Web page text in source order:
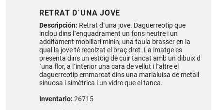
RETRAT D´UNA JOVE
Descripción: Retrat d´una jove. Daguerreotip que
inclou dins l´enquadrament un fons neutre i un
additament mobiliari mínin, una taula brasser en la
qual la jove té recolzat el braç dret. La imatge es
presenta dins un estoig de cuir tancat amb un dibuix d
´una flor, a l´interior una cara de vellut i l´altre el
daguerreotip emmarcat dins una marialuisa de metall
sinuosa i simètrica i un vidre que el tanca.
Inventario: 26715